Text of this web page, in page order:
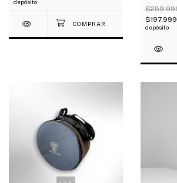
depósito
depósito